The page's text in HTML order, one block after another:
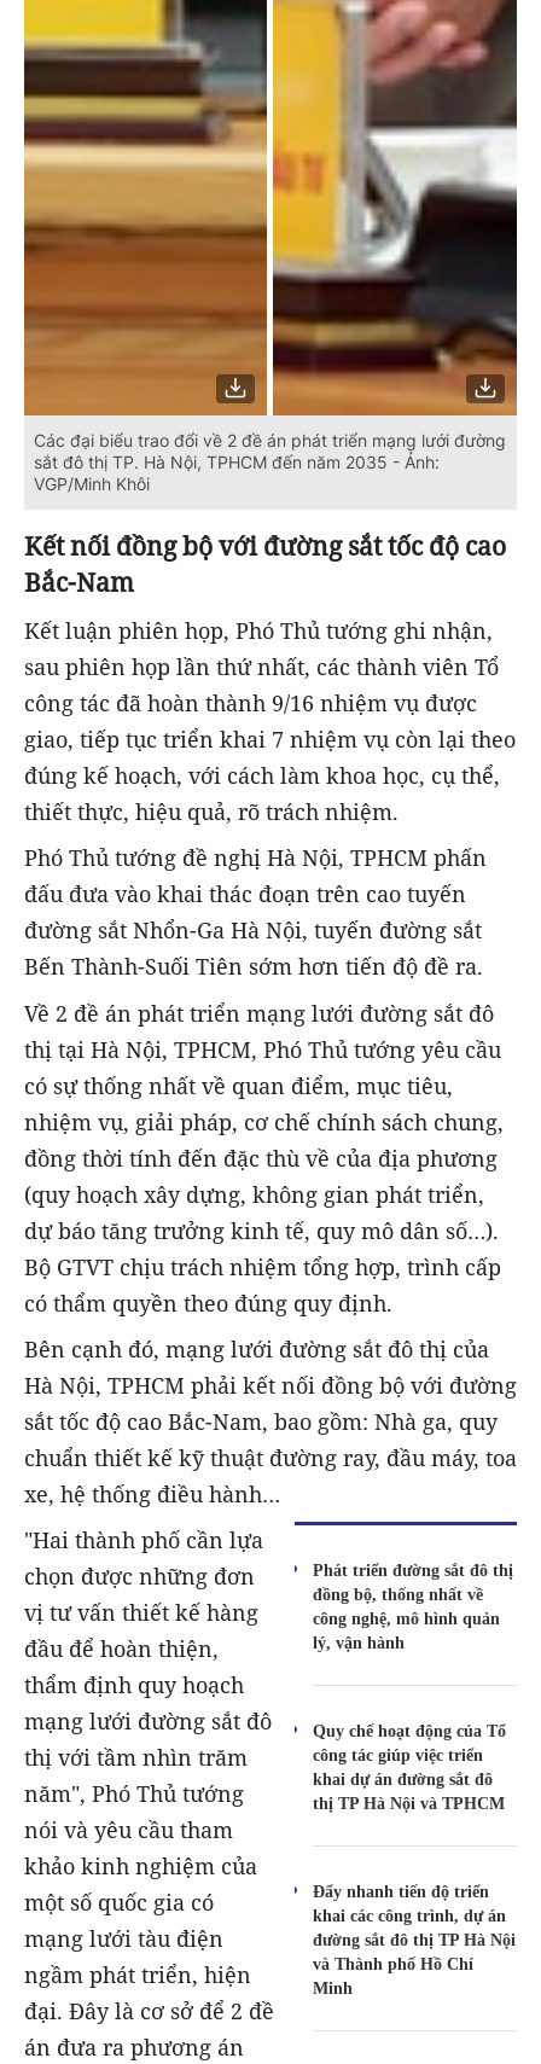
Các đại biểu trao đổi về 2 đề án phát triển mạng lưới đường
sắt đô thị TP. Hà Nội, TPHCM đến năm 2035 - Ảnh:
VGP/Minh Khôi
Kết nối đồng bộ với đường sắt tốc độ cao
Bắc-Nam
Kết luận phiên họp, Phó Thủ tướng ghi nhận,
sau phiên họp lần thứ nhất, các thành viên Tổ
công tác đã hoàn thành 9/16 nhiệm vụ được
giao, tiếp tục triển khai 7 nhiệm vụ còn lại theo
đúng kế hoạch, với cách làm khoa học, cụ thể,
thiết thực, hiệu quả, rõ trách nhiệm.
Phó Thủ tướng đề nghị Hà Nội, TPHCM phấn
đấu đưa vào khai thác đoạn trên cao tuyến
đường sắt Nhổn-Ga Hà Nội, tuyến đường sắt
Bến Thành-Suối Tiên sớm hơn tiến độ đề ra.
Về 2 đề án phát triển mạng lưới đường sắt đô
thị tại Hà Nội, TPHCM, Phó Thủ tướng yêu cầu
có sự thống nhất về quan điểm, mục tiêu,
nhiệm vụ, giải pháp, cơ chế chính sách chung,
đồng thời tính đến đặc thù về của địa phương
(quy hoạch xây dựng, không gian phát triển,
dự báo tăng trưởng kinh tế, quy mô dân số…).
Bộ GTVT chịu trách nhiệm tổng hợp, trình cấp
có thẩm quyền theo đúng quy định.
Bên cạnh đó, mạng lưới đường sắt đô thị của
Hà Nội, TPHCM phải kết nối đồng bộ với đường
sắt tốc độ cao Bắc-Nam, bao gồm: Nhà ga, quy
chuẩn thiết kế kỹ thuật đường ray, đầu máy, toa
xe, hệ thống điều hành…
Phát triển đường sắt đô thị
đồng bộ, thống nhất về
công nghệ, mô hình quản
lý, vận hành
Quy chế hoạt động của Tổ
công tác giúp việc triển
khai dự án đường sắt đô
thị TP Hà Nội và TPHCM
Đẩy nhanh tiến độ triển
khai các công trình, dự án
đường sắt đô thị TP Hà Nội
và Thành phố Hồ Chí
Minh
"Hai thành phố cần lựa
chọn được những đơn
vị tư vấn thiết kế hàng
đầu để hoàn thiện,
thẩm định quy hoạch
mạng lưới đường sắt đô
thị với tầm nhìn trăm
năm", Phó Thủ tướng
nói và yêu cầu tham
khảo kinh nghiệm của
một số quốc gia có
mạng lưới tàu điện
ngầm phát triển, hiện
đại. Đây là cơ sở để 2 đề
án đưa ra phương án